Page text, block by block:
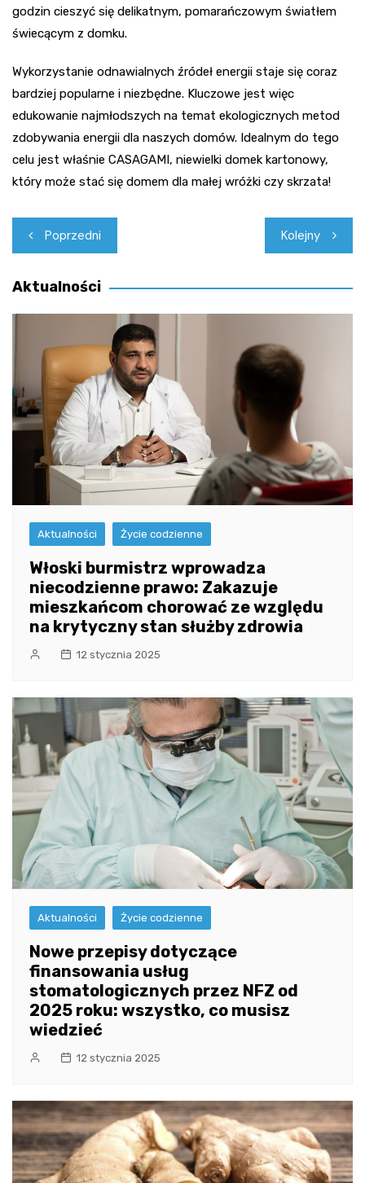
godzin cieszyć się delikatnym, pomarańczowym światłem
świecącym z domku.
Wykorzystanie odnawialnych źródeł energii staje się coraz
bardziej popularne i niezbędne. Kluczowe jest więc
edukowanie najmłodszych na temat ekologicznych metod
zdobywania energii dla naszych domów. Idealnym do tego
celu jest właśnie CASAGAMI, niewielki domek kartonowy,
który może stać się domem dla małej wróżki czy skrzata!
Nawigacja
wpisu
Poprzedni Kolejny
Aktualności
Aktualności Życie codzienne
Włoski burmistrz wprowadza
niecodzienne prawo: Zakazuje
mieszkańcom chorować ze względu
na krytyczny stan służby zdrowia
12 stycznia 2025
Aktualności Życie codzienne
Nowe przepisy dotyczące
finansowania usług
stomatologicznych przez NFZ od
2025 roku: wszystko, co musisz
wiedzieć
12 stycznia 2025